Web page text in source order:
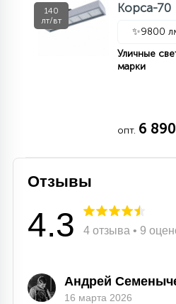
140
лт/вт
Корса-70
✨9800
Уличные
марки
опт. 6
Отзывы
4.3 4 отзыва • 9
Андрей
16 марта 2026